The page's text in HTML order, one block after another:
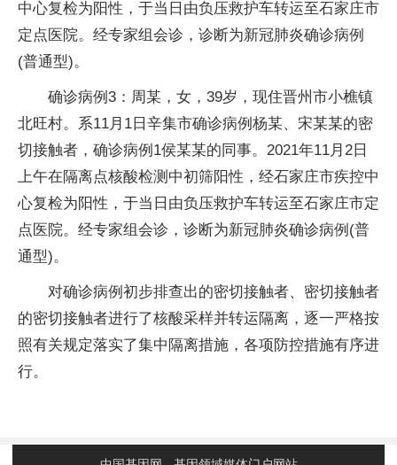
中心复检为阳性，于当日由负压救护车转运至石家庄市
定点医院。经专家组会诊，诊断为新冠肺炎确诊病例
(普通型)。
确诊病例3：周某，女，39岁，现住晋州市小樵镇
北旺村。系11月1日辛集市确诊病例杨某、宋某某的密
切接触者，确诊病例1侯某某的同事。2021年11月2日
上午在隔离点核酸检测中初筛阳性，经石家庄市疾控中
心复检为阳性，于当日由负压救护车转运至石家庄市定
点医院。经专家组会诊，诊断为新冠肺炎确诊病例(普
通型)。
对确诊病例初步排查出的密切接触者、密切接触者
的密切接触者进行了核酸采样并转运隔离，逐一严格按
照有关规定落实了集中隔离措施，各项防控措施有序进
行。